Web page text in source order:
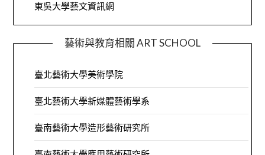
東吳大學藝文資訊網
藝術與教育相關 ART SCHOOL
臺北藝術大學美術學院
臺北藝術大學新媒體藝術學系
臺南藝術大學造形藝術研究所